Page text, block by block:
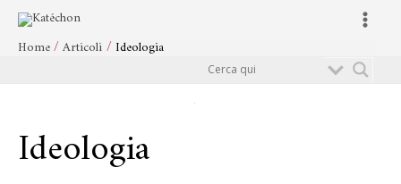
contenuto
Main
Home Articoli Ideologia
Ideologia